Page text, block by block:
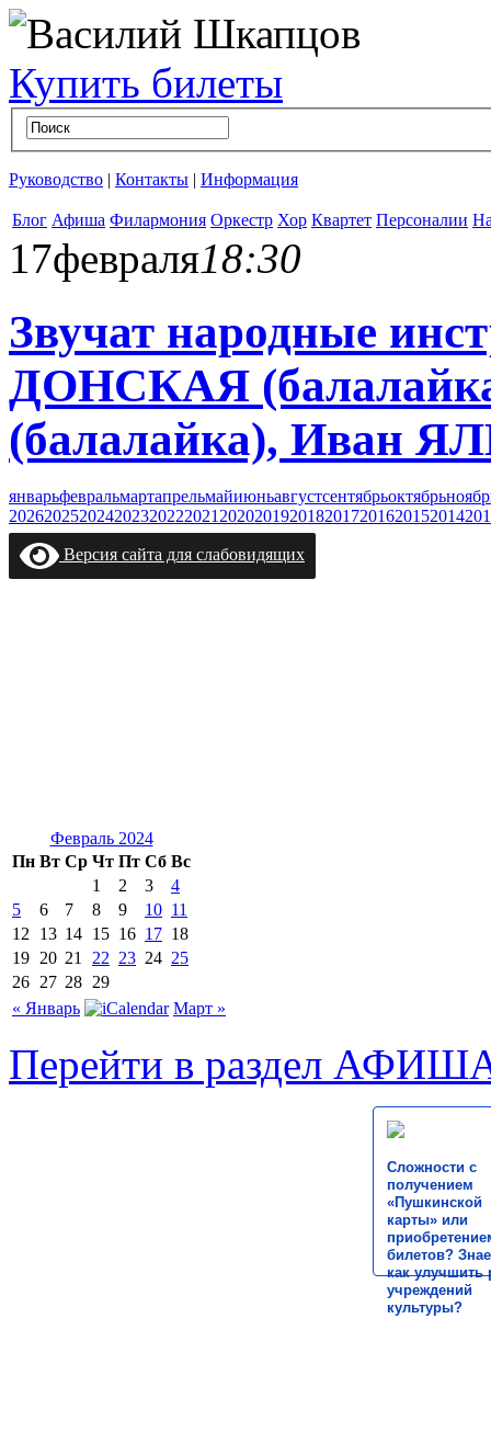
Купить билеты
Руководство | Контакты | Информация
Блог Афиша Филармония Оркестр Хор Квартет Персоналии
17февраля18:30
Звучат народные
ДОНСКАЯ
(балалайка), Иван
январьфевральмартапрельмайиюньавгустсентябрьоктябрь
2026202520242023202220212020201920182017201620152014
Версия сайта для слабовидящих
Февраль 2024
Пн Вт Ср Чт Пт Сб Вс
1
2 3
4
5
6 7 8 9 10 11
12 13 14 15 16 17 18
19 20 21 22 23 24 25
26 27 28 29
« Январь
Март »
Перейти в раздел
Сложности с
получением
«Пушкинской
карты» или
билетов?
как улучшить
учреждений
культуры?